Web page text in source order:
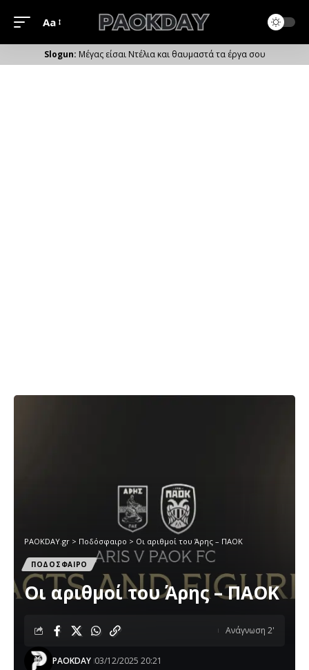
Μέγεθος
Γραμματοσειράς
Aa
Μέγας είσαι Ντέλια και θαυμαστά τα έργα σου
PAOKDAY.gr > Ποδόσφαιρο > Οι αριθμοί του Άρης – ΠΑΟΚ
ΠΟΔΟΣΦΑΙΡΟ
Οι αριθμοί του Άρης – ΠΑΟΚ
PAOKDAY 03/12/2025 20:21
Ανάγνωση 2'